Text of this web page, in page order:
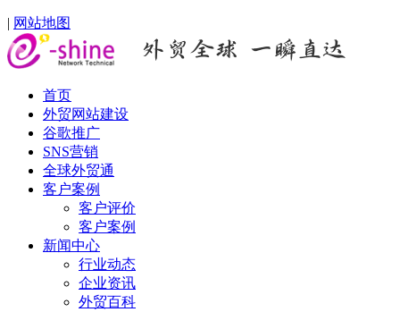
| 网站地图
首页
外贸网站建设
谷歌推广
SNS营销
全球外贸通
客户案例
客户评价
客户案例
新闻中心
行业动态
企业资讯
外贸百科